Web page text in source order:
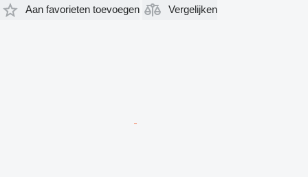
Aan favorieten toevoegen
Vergelijken